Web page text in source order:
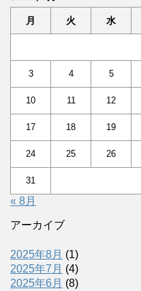
月 火 水
3 4 5
10 11 12
17 18 19
24 25 26
31
« 8月
アーカイブ
2025年8月 (1)
2025年7月 (4)
2025年6月 (8)